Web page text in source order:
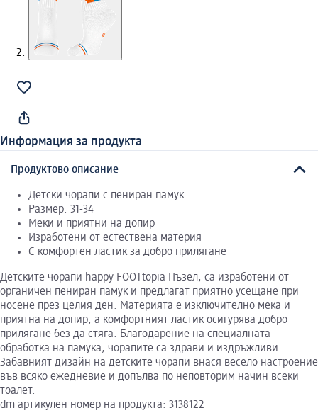
Информация за продукта
Продуктово описание
Детски чорапи с пениран памук
Размер: 31-34
Меки и приятни на допир
Изработени от естествена материя
С комфортен ластик за добро прилягане
Детските чорапи happy FOOTtopia Пъзел, са изработени от
органичен пениран памук и предлагат приятно усещане при
носене през целия ден. Материята е изключително мека и
приятна на допир, а комфортният ластик осигурява добро
прилягане без да стяга. Благодарение на специалната
обработка на памука, чорапите са здрави и издръжливи.
Забавният дизайн на детските чорапи внася весело настроение
във всяко ежедневие и допълва по неповторим начин всеки
тоалет.
dm артикулен номер на продукта: 3138122